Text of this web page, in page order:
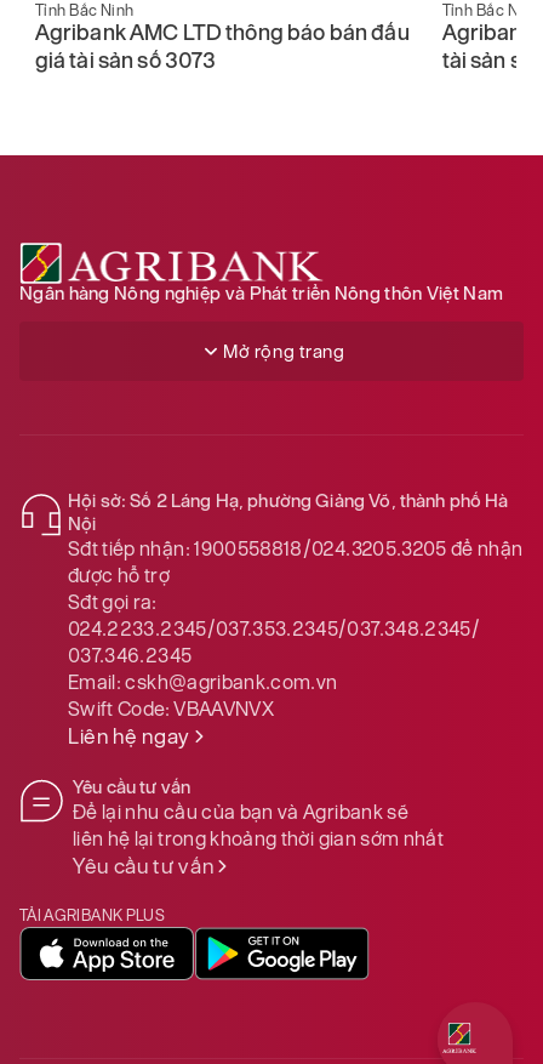
Tỉnh Bắc Ninh
Agribank AMC LTD thông báo bán đấu
giá tài sản số 3073
Tỉnh Bắc Ninh
Agribank
tài sản số
Ngân hàng Nông nghiệp và Phát triển Nông thôn Việt Nam
Mở rộng trang
Hội sở: Số 2 Láng Hạ, phường Giảng Võ, thành phố Hà
Nội
Sđt tiếp nhận: 1900558818/024.3205.3205để nhận
được hỗ trợ
Sđt gọi ra:
024.2233.2345/037.353.2345/037.348.2345/
037.346.2345
Email:cskh@agribank.com.vn
Swift Code:VBAAVNVX
Liên hệ ngay
Yêu cầu tư vấn
Để lại nhu cầu của bạn và Agribank sẽ
liên hệ lại trong khoảng thời gian sớm nhất
Yêu cầu tư vấn
TẢI AGRIBANK PLUS
Quý